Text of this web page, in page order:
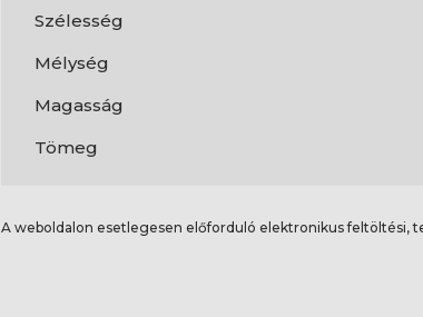
Szélesség
Mélység
Magasság
Tömeg
A weboldalon esetlegesen előforduló elektronikus feltöltési,